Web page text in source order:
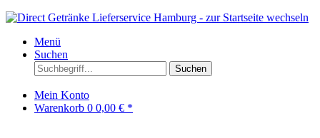
Menü
Suchen
Suchen
Mein Konto
Warenkorb 0 0,00 € *